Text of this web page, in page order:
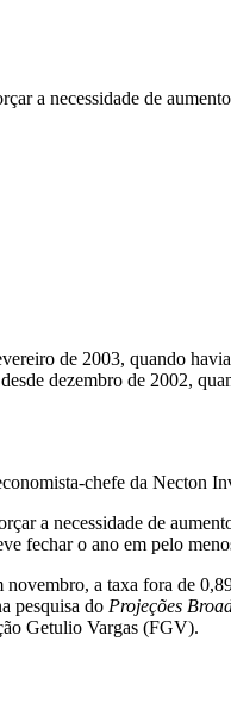
a necessidade de
de 2003, quando
dezembro de 2002,
chefe da Necton
a necessidade de
fechar o ano em pelo
a taxa fora de
pesquisa do Projeções
Getulio Vargas (FGV).